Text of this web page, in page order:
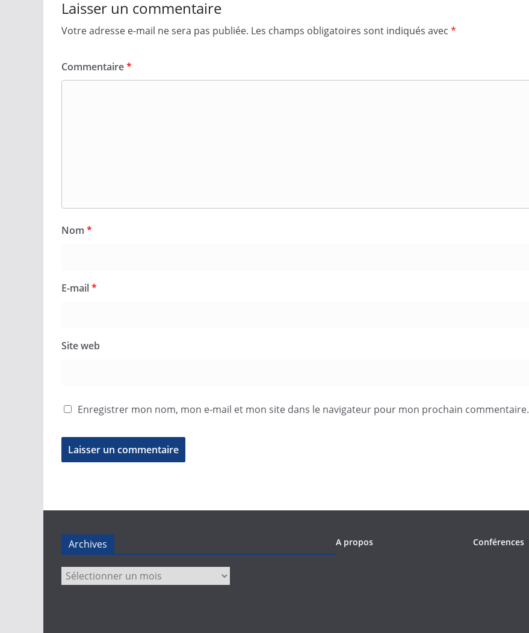
Laisser un commentaire
Votre adresse e-mail ne sera pas publiée. Les champs obligatoires sont indiqués avec *
Commentaire*
Nom *
E-mail*
Site web
Enregistrer mon nom, mon e-mail et mon site dans le navigateur pour mon prochain commentaire.
Archives
Archives
A propos Conférences